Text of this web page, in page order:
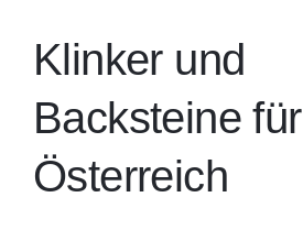
Klinker und
Backsteine für
Österreich